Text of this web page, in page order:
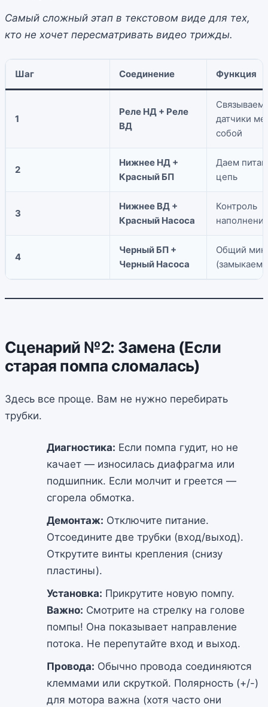
Самый сложный этап в текстовом виде для тех,
кто не хочет пересматривать видео трижды.
Шаг Соединение Функция
1
Реле НД + Реле
ВД
Связываем
датчики
собой
2
Нижнее НД +
Красный БП
Даем
цепь
3
Нижнее ВД +
Красный Насоса
Контроль
4
Черный БП +
Черный Насоса
Общий
(замыкаем
Сценарий №2: Замена (Если
старая помпа сломалась)
Здесь все проще. Вам не нужно перебирать
трубки.
Диагностика: Если помпа гудит, но не
качает — износилась диафрагма или
подшипник. Если молчит и греется —
сгорела обмотка.
Демонтаж: Отключите питание.
Отсоедините две трубки (вход/выход).
Открутите винты крепления (снизу
пластины).
Установка: Прикрутите новую помпу.
Важно: Смотрите на стрелку на голове
помпы! Она показывает направление
потока. Не перепутайте вход и выход.
Провода: Обычно провода соединяются
клеммами или скруткой. Полярность (+/-)
для мотора важна (хотя часто они